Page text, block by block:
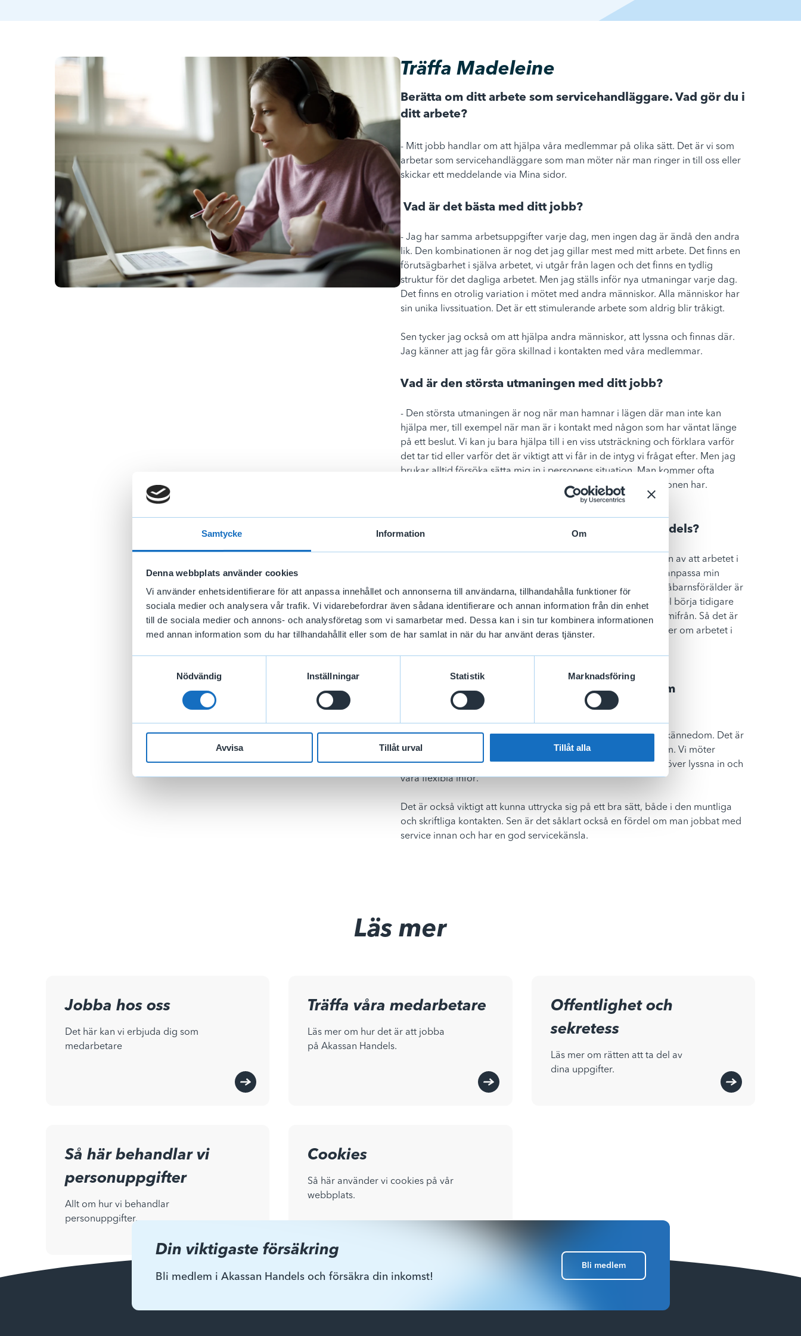
Samtycke Information Om
Denna webbplats använder cookies
Vi använder enhetsidentifierare för att anpassa innehållet och annonserna till användarna, tillhandahålla funktioner för
sociala medier och analysera vår trafik. Vi vidarebefordrar även sådana identifierare och annan information från din enhet
till de sociala medier och annons- och analysföretag som vi samarbetar med. Dessa kan i sin tur kombinera informationen
med annan information som du har tillhandahållit eller som de har samlat in när du har använt deras tjänster.
Nödvändig
Inställningar Statistik Marknadsföring
Avvisa Tillåt urval Tillåt alla
Träffa Madeleine
Berätta om ditt arbete som servicehandläggare. Vad gör du i
ditt arbete?
- Mitt jobb handlar om att hjälpa våra medlemmar på olika sätt. Det är vi som
arbetar som servicehandläggare som man möter när man ringer in till oss eller
skickar ett meddelande via Mina sidor.
Vad är det bästa med ditt jobb?
- Jag har samma arbetsuppgifter varje dag, men ingen dag är ändå den andra
lik. Den kombinationen är nog det jag gillar mest med mitt arbete. Det finns en
förutsägbarhet i själva arbetet, vi utgår från lagen och det finns en tydlig
struktur för det dagliga arbetet. Men jag ställs inför nya utmaningar varje dag.
Det finns en otrolig variation i mötet med andra människor. Alla människor har
sin unika livssituation. Det är ett stimulerande arbete som aldrig blir tråkigt.
Sen tycker jag också om att hjälpa andra människor, att lyssna och finnas där.
Jag känner att jag får göra skillnad i kontakten med våra medlemmar.
Vad är den största utmaningen med ditt jobb?
- Den största utmaningen är nog när man hamnar i lägen där man inte kan
hjälpa mer, till exempel när man är i kontakt med någon som har väntat länge
på ett beslut. Vi kan ju bara hjälpa till i en viss utsträckning och förklara varför
det tar tid eller varför det är viktigt att vi får in de intyg vi frågat efter. Men jag
brukar alltid försöka sätta mig in i personens situation. Man kommer ofta
väldigt långt med att lyssna och bekräfta de känslor som personen har.
Vad är det bästa med att jobba på Akassan Handels?
- Att det är ett väldigt flexibelt arbete. Jag gillar kombinationen av att arbetet i
sig är väldigt strukturerat samtidigt som jag har möjlighet att anpassa min
arbetsdag så att det funkar med livet i övrigt. För mig som småbarnsförälder är
det en stor fördel att kunna styra min arbetstid och till exempel börja tidigare
på morgonen. Jag uppskattar också möjligheten att jobba hemifrån. Så det är
en kombination av bra förmåner samtidigt som jag också tycker om arbetet i
Vilka egenskaper tycker du är viktiga att ha som
servicehandläggare?
- Det är viktigt att ha en empatisk förmåga och god människokännedom. Det är
också bra om man gillar förändringar och snabbt kan ställa om. Vi möter
många olika typer av människor med olika behov, som vi behöver lyssna in och
vara flexibla inför.
Det är också viktigt att kunna uttrycka sig på ett bra sätt, både i den muntliga
och skriftliga kontakten. Sen är det såklart också en fördel om man jobbat med
service innan och har en god servicekänsla.
Läs mer
Jobba hos oss
Det här kan vi erbjuda dig som
medarbetare
Träffa våra medarbetare
Läs mer om hur det är att jobba
på Akassan Handels.
Offentlighet och
sekretess
Läs mer om rätten att ta del av
dina uppgifter.
Så här behandlar vi
personuppgifter
Allt om hur vi behandlar
personuppgifter.
Cookies
Så här använder vi cookies på vår
webbplats.
Din viktigaste försäkring
Bli medlem i Akassan Handels och försäkra din inkomst!
Bli medlem